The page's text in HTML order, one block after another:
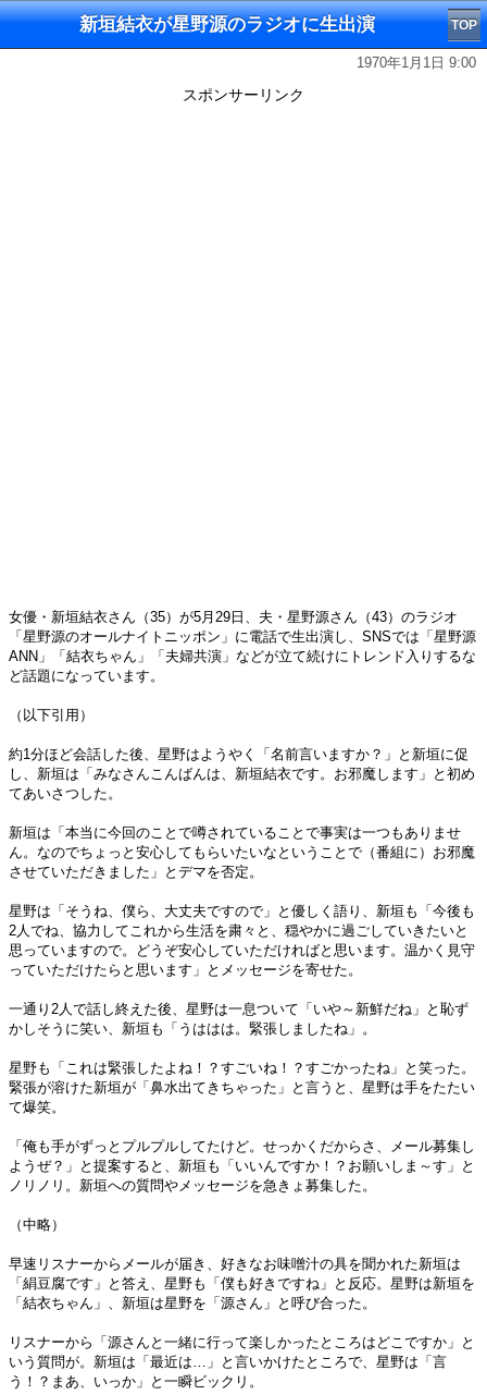
新垣結衣が星野源のラジオに生出演 TOP
1970年1月1日 9:00
スポンサーリンク
女優・新垣結衣さん（35）が5月29日、夫・星野源さん（43）のラジオ
「星野源のオールナイトニッポン」に電話で生出演し、SNSでは「星野源
ANN」「結衣ちゃん」「夫婦共演」などが立て続けにトレンド入りするな
ど話題になっています。
（以下引用）
約1分ほど会話した後、星野はようやく「名前言いますか？」と新垣に促
し、新垣は「みなさんこんばんは、新垣結衣です。お邪魔します」と初め
てあいさつした。
新垣は「本当に今回のことで噂されていることで事実は一つもありませ
ん。なのでちょっと安心してもらいたいなということで（番組に）お邪魔
させていただきました」とデマを否定。
星野は「そうね、僕ら、大丈夫ですので」と優しく語り、新垣も「今後も
2人でね、協力してこれから生活を粛々と、穏やかに過ごしていきたいと
思っていますので。どうぞ安心していただければと思います。温かく見守
っていただけたらと思います」とメッセージを寄せた。
一通り2人で話し終えた後、星野は一息ついて「いや～新鮮だね」と恥ず
かしそうに笑い、新垣も「うははは。緊張しましたね」。
星野も「これは緊張したよね！？すごいね！？すごかったね」と笑った。
緊張が溶けた新垣が「鼻水出てきちゃった」と言うと、星野は手をたたい
て爆笑。
「俺も手がずっとプルプルしてたけど。せっかくだからさ、メール募集し
ようぜ？」と提案すると、新垣も「いいんですか！？お願いしま～す」と
ノリノリ。新垣への質問やメッセージを急きょ募集した。
（中略）
早速リスナーからメールが届き、好きなお味噌汁の具を聞かれた新垣は
「絹豆腐です」と答え、星野も「僕も好きですね」と反応。星野は新垣を
「結衣ちゃん」、新垣は星野を「源さん」と呼び合った。
リスナーから「源さんと一緒に行って楽しかったところはどこですか」と
いう質問が。新垣は「最近は…」と言いかけたところで、星野は「言
う！？まあ、いっか」と一瞬ビックリ。